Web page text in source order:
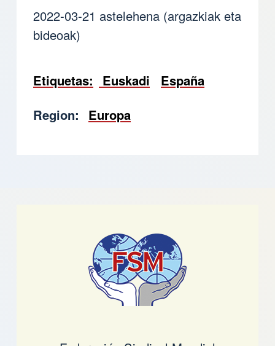
2022-03-21 astelehena (argazkiak eta
bideoak)
Etiquetas Euskadi
España
Region
Europa